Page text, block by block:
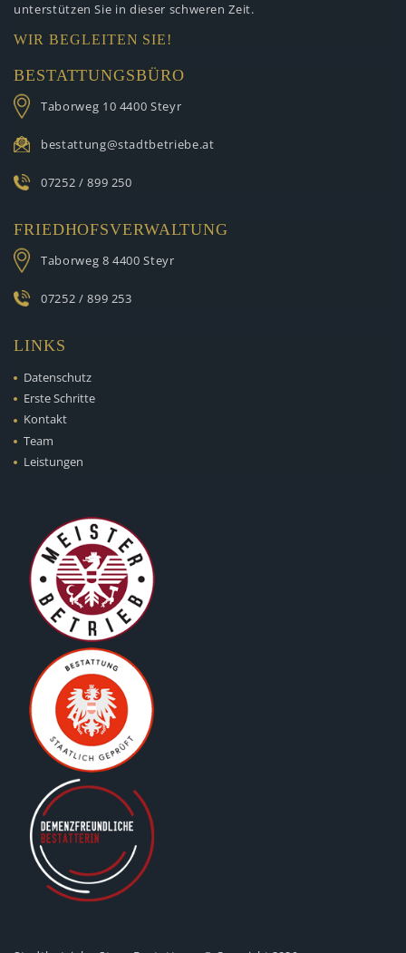
unterstützen Sie in dieser schweren Zeit.
WIR BEGLEITEN SIE!
BESTATTUNGSBÜRO
Taborweg 10 4400 Steyr
bestattung@stadtbetriebe.at
07252 / 899 250
FRIEDHOFSVERWALTUNG
Taborweg 8 4400 Steyr
07252 / 899 253
LINKS
Datenschutz
Erste Schritte
Kontakt
Team
Leistungen